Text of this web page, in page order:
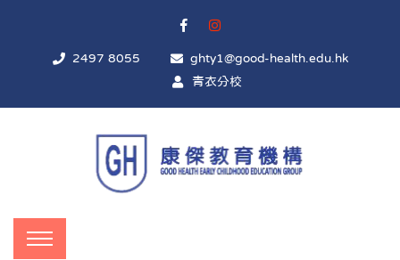
2497 8055
ghty1@good-health.edu.hk
青衣分校